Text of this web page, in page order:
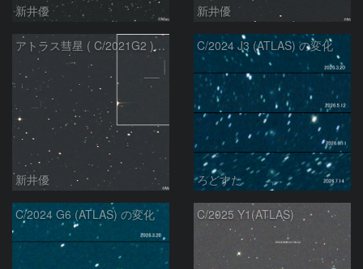
新井優 新井優
アトラス彗星 ( C/2021G2 )：2026/07/08
新井優
C/2024 J3 (ATLAS) の変化
ろどすた
C/2024 G6 (ATLAS) の変化 C/2025 Y1(ATLAS)